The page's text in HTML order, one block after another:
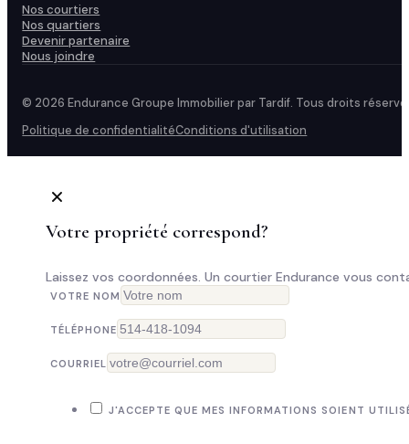
Nos courtiers
Nos quartiers
Devenir partenaire
Nous joindre
© 2026 Endurance Groupe Immobilier par Tardif. Tous droits
Politique de confidentialitéConditions d'utilisation
Votre propriété correspond?
Laissez vos coordonnées. Un courtier Endurance vous
VOTRE NOM
TÉLÉPHONE
COURRIEL
J'ACCEPTE QUE MES INFORMATIONS SOIENT